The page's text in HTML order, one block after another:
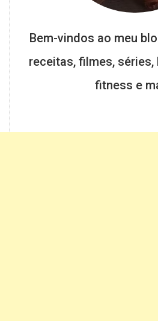
Bem-vindos ao meu
receitas, filmes,
fitness e